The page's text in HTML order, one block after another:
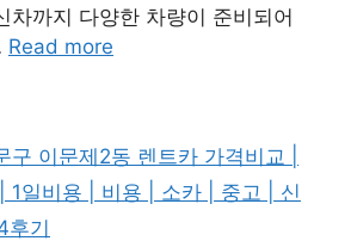
차까지 다양한 차량이 준비되어
Read more
구 이문제2동 렌트카 가격비교 |
1일비용 | 비용 | 소카 | 중고 | 신
후기